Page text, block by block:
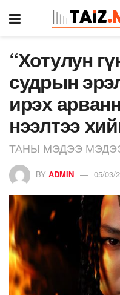
“Хотулун
судрын
ирэх
нээлтээ
ТАНЫ МЭДЭЭ
BY ADMIN 05/03/